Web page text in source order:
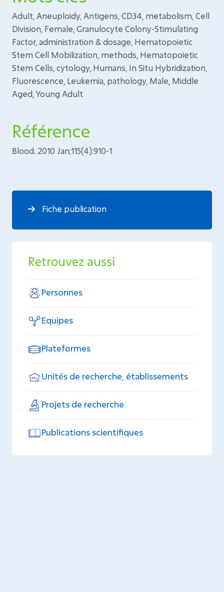
Adult, Aneuploidy, Antigens, CD34, metabolism, Cell
Division, Female, Granulocyte Colony-Stimulating
Factor, administration & dosage, Hematopoietic
Stem Cell Mobilization, methods, Hematopoietic
Stem Cells, cytology, Humans, In Situ Hybridization,
Fluorescence, Leukemia, pathology, Male, Middle
Aged, Young Adult
Référence
Blood. 2010 Jan;115(4):910-1
Fiche publication
Retrouvez aussi
Personnes
Equipes
Plateformes
Unités de recherche, établissements
Projets de recherche
Publications scientifiques